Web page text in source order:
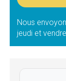
Nous
jeudi et